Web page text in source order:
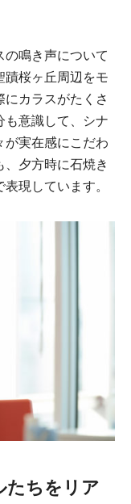
鳴き声について
蹟桜ヶ丘周辺をモ
カラスがたくさ
も意識して、シナ
が実在感にこだわ
夕方時に石焼き
現しています。
たちをリア